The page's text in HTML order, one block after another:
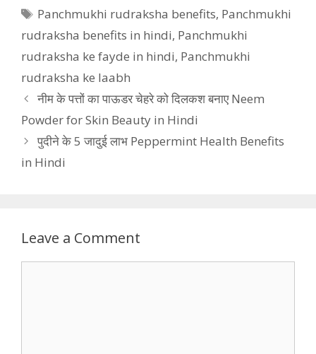
Tags
Panchmukhi rudraksha benefits, Panchmukhi
rudraksha benefits in hindi, Panchmukhi
rudraksha ke fayde in hindi, Panchmukhi
rudraksha ke laabh
नीम के पत्तों का पाऊडर चेहरे को दिलकश बनाए Neem
Powder for Skin Beauty in Hindi
पुदीने के 5 जादुई लाभ Peppermint Health Benefits
in Hindi
Leave a Comment